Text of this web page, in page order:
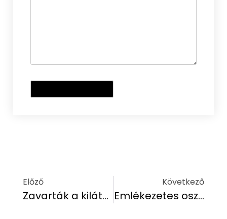
Előző
Zavarták a kilátást, ezért gázolajjal mérgezte a fákat egy férfi Zamárdiban
Következő
Emlékezetes osztálykirándulást szervez? Akkor irány Zamárdi!